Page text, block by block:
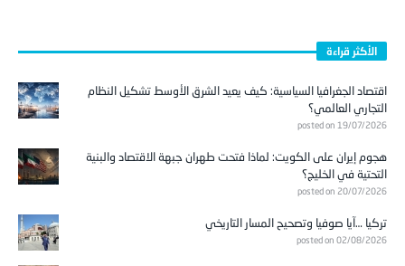
الأكثر قراءة
اقتصاد الجغرافيا السياسية: كيف يعيد الشرق الأوسط تشكيل النظام
التجاري العالمي؟
posted on 19/07/2026
هجوم إيران على الكويت: لماذا فتحت طهران جبهة الاقتصاد والبنية
التحتية في الخليج؟
posted on 20/07/2026
تركيا …آيا صوفيا وتصحيح المسار التاريخي
posted on 02/08/2026